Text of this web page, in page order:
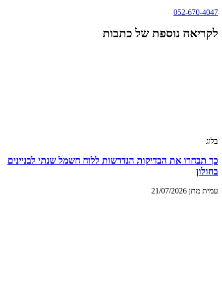
052-670-4047
לקריאה נוספת של כתבות
בלוג
כך תבחרו את הבדיקות הנדרשות ללוח חשמל שנתי לבניינים
בחולון
עמית מתן 21/07/2026